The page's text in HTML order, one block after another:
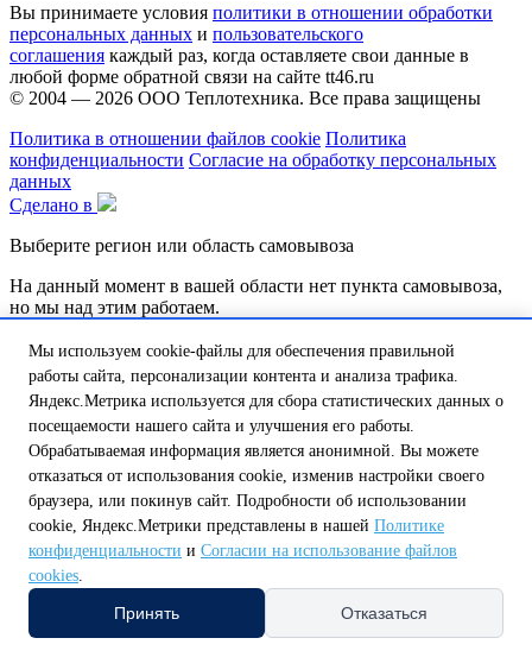
Вы принимаете условия политики в отношении обработки
персональных данных и пользовательского
соглашения каждый раз, когда оставляете свои данные в
любой форме обратной связи на сайте tt46.ru
© 2004 — 2026 ООО Теплотехника. Все права защищены
Политика в отношении файлов cookie Политика
конфиденциальности Согласие на обработку персональных
данных
Сделано в
Выберите регион или область самовывоза
На данный момент в вашей области нет пункта самовывоза,
но мы над этим работаем.
Обатитесь к нашему оператору по телефону:
8 (800) 250-58-57 или напишите на почтуshop@tt46.ru
и мы поможем вам доставить товар.
Белгородская обл. Калужская обл. Курская обл. Липецкая обл.
Нижегородская обл. Орловская обл. Смоленская обл. Тульская
обл.
Амурская обл.
Архангельская обл.
Астраханская обл.
Белгородская обл. Брянская обл.
Воронежская обл.
Мы используем cookie-файлы для обеспечения правильной
работы сайта, персонализации контента и анализа трафика.
Яндекс.Метрика используется для сбора статистических данных о
посещаемости нашего сайта и улучшения его работы.
Обрабатываемая информация является анонимной. Вы можете
отказаться от использования cookie, изменив настройки своего
браузера, или покинув сайт. Подробности об использовании
cookie, Яндекс.Метрики представлены в нашей Политике
конфиденциальности и Согласии на использование файлов
cookies.
Принять Отказаться